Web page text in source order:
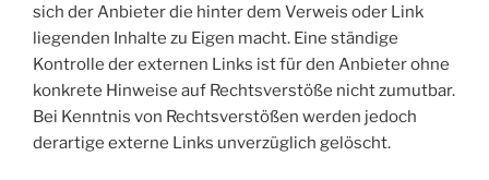
sich der Anbieter die hinter dem Verweis oder Link
liegenden Inhalte zu Eigen macht. Eine ständige
Kontrolle der externen Links ist für den Anbieter ohne
konkrete Hinweise auf Rechtsverstöße nicht zumutbar.
Bei Kenntnis von Rechtsverstößen werden jedoch
derartige externe Links unverzüglich gelöscht.